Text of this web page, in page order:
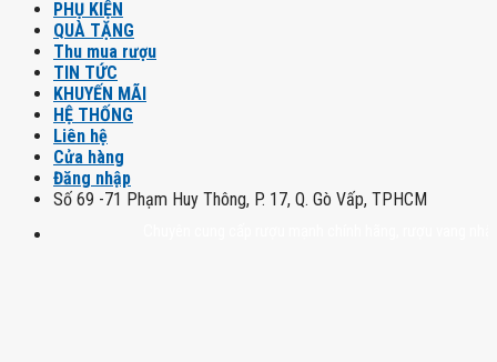
PHỤ KIỆN
QUÀ TẶNG
Thu mua rượu
TIN TỨC
KHUYẾN MÃI
HỆ THỐNG
Liên hệ
Cửa hàng
Đăng nhập
Số 69 -71 Phạm Huy Thông, P. 17, Q. Gò Vấp, TPHCM